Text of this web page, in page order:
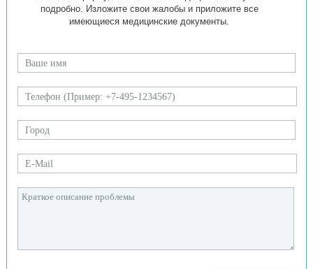
подробно. Изложите свои жалобы и приложите все
имеющиеся медицинские документы.